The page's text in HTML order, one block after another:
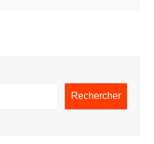
Rechercher